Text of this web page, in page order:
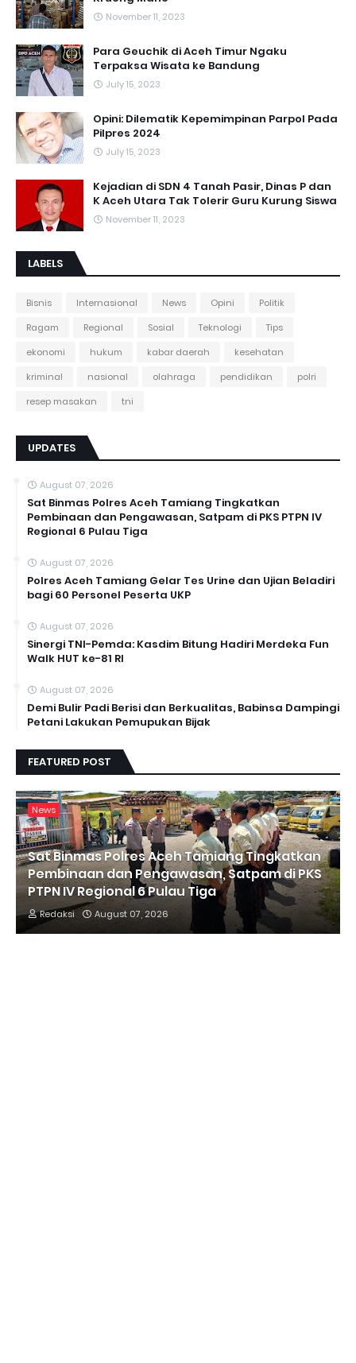
November 11, 2023
Para Geuchik di Aceh Timur Ngaku
Terpaksa Wisata ke Bandung
July 15, 2023
Opini: Dilematik Kepemimpinan Parpol Pada
Pilpres 2024
July 15, 2023
Kejadian di SDN 4 Tanah Pasir, Dinas P dan
K Aceh Utara Tak Tolerir Guru Kurung Siswa
November 11, 2023
LABELS
Bisnis Internasional News Opini
Politik
Ragam
Regional Sosial Teknologi
Tips
ekonomi
hukum kabar daerah
kesehatan
kriminal
nasional olahraga pendidikan
polri
resep masakan
tni
UPDATES
August 07, 2026
Sat Binmas Polres Aceh Tamiang Tingkatkan
Pembinaan dan Pengawasan, Satpam di PKS PTPN IV
Regional 6 Pulau Tiga
August 07, 2026
Polres Aceh Tamiang Gelar Tes Urine dan Ujian Beladiri
bagi 60 Personel Peserta UKP
August 07, 2026
Sinergi TNI-Pemda: Kasdim Bitung Hadiri Merdeka Fun
Walk HUT ke-81 RI
August 07, 2026
Demi Bulir Padi Berisi dan Berkualitas, Babinsa Dampingi
Petani Lakukan Pemupukan Bijak
FEATURED POST
News
Sat Binmas Polres Aceh Tamiang Tingkatkan
Pembinaan dan Pengawasan, Satpam di PKS
PTPN IV Regional 6 Pulau Tiga
Redaksi August 07, 2026